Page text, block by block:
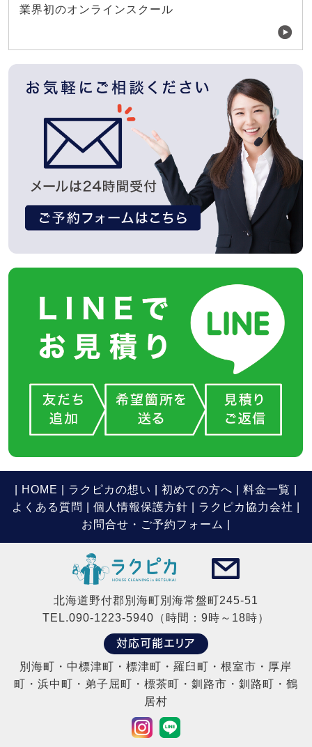
業界初のオンラインスクール
HOME ラクピカの想い 初めての方へ 料金一覧
よくある質問
個人情報保護方針 ラクピカ協力会社
お問合せ・ご予約フォーム |
北海道野付郡別海町別海常盤町245-51
TEL.090-1223-5940（時間：9時～18時）
対応可能エリア
別海町・中標津町・標津町・羅臼町・根室市・厚岸
町・浜中町・弟子屈町・標茶町・釧路市・釧路町・鶴
居村